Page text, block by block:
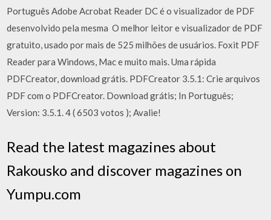
Português Adobe Acrobat Reader DC é o visualizador de PDF
desenvolvido pela mesma O melhor leitor e visualizador de PDF
gratuito, usado por mais de 525 milhões de usuários. Foxit PDF
Reader para Windows, Mac e muito mais. Uma rápida
PDFCreator, download grátis. PDFCreator 3.5.1: Crie arquivos
PDF com o PDFCreator. Download grátis; In Português;
Version: 3.5.1. 4 ( 6503 votos ); Avalie!
Read the latest magazines about
Rakousko and discover magazines on
Yumpu.com